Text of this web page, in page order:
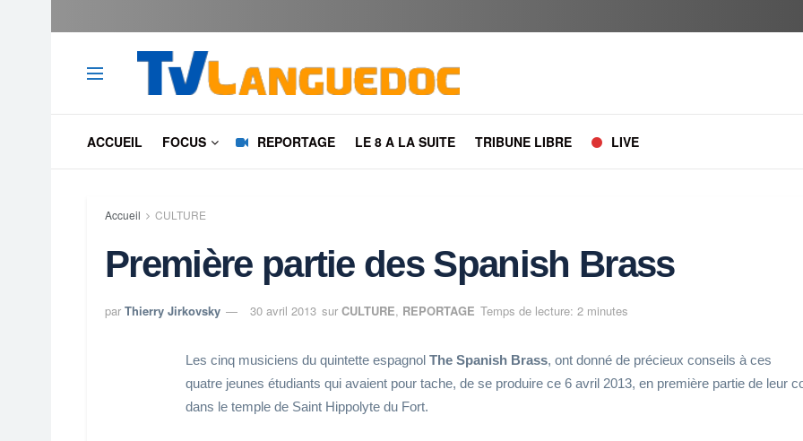
ACCUEIL FOCUS REPORTAGE LE 8 A LA SUITE TRIBUNE LIBRE LIVE
Accueil CULTURE
Première partie des Spanish Brass
par Thierry Jirkovsky 30 avril 2013 sur CULTURE, REPORTAGE Temps de lecture: 2 minutes
Les cinq musiciens du quintette espagnol The Spanish Brass, ont donné de précieux conseils à ces
quatre jeunes étudiants qui avaient pour tache, de se produire ce 6 avril 2013, en première partie de leur
dans le temple de Saint Hippolyte du Fort.